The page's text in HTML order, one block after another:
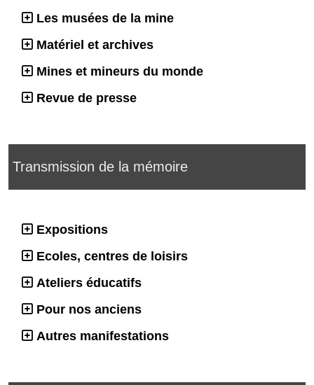
Les musées de la mine
Matériel et archives
Mines et mineurs du monde
Revue de presse
Transmission de la mémoire
Expositions
Ecoles, centres de loisirs
Ateliers éducatifs
Pour nos anciens
Autres manifestations